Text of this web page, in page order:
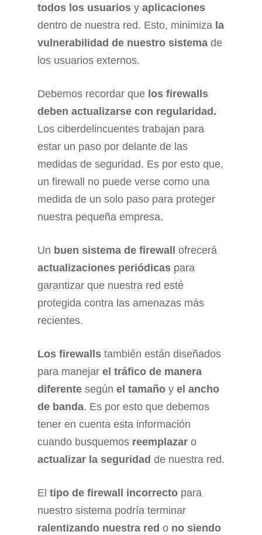
todos los usuarios y aplicaciones
dentro de nuestra red. Esto, minimiza la
vulnerabilidad de nuestro sistema de
los usuarios externos.
Debemos recordar que los firewalls
deben actualizarse con regularidad.
Los ciberdelincuentes trabajan para
estar un paso por delante de las
medidas de seguridad. Es por esto que,
un firewall no puede verse como una
medida de un solo paso para proteger
nuestra pequeña empresa.
Un buen sistema de firewall
ofrecerá
actualizaciones periódicas para
garantizar que nuestra red esté
protegida contra las amenazas más
recientes.
Los firewalls también están diseñados
para manejar el tráfico de manera
diferente según el tamaño y el ancho
de banda. Es por esto que debemos
tener en cuenta esta información
cuando busquemos reemplazar o
actualizar la seguridad de nuestra red.
El tipo de firewall incorrecto para
nuestro sistema podría terminar
ralentizando nuestra red o no siendo